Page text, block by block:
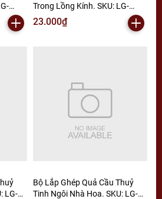
T2-
Trong Lồng Kính. SKU: LG-
K370 (VAT 001-06-15) K5-T2-
S2
23.000₫
LG-
Bộ Lắp Ghép Quả Cầu Thuỷ
Tinh Ngôi Nhà Hoa. SKU: LG-